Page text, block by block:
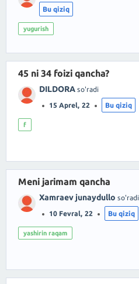
Bu qiziq
yugurish
45 ni 34 foizi qancha?
DILDORA so'radi
15 Aprel, 22 Bu qiziq
f
Meni jarimam qancha
Xamraev junaydullo so'radi
10 Fevral, 22 Bu qiziq
yashirin raqam